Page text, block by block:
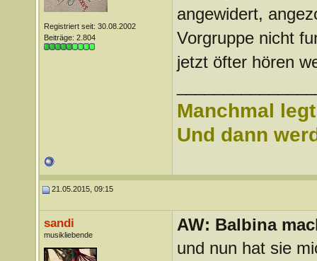
Registriert seit: 30.08.2002
Beiträge: 2.804
angewidert,
Vorgruppe nicht
jetzt öfter hören
Manchmal
Und dann
21.05.2015, 09:15
sandi
musikliebende
AW: Balbina
und nun hat sie